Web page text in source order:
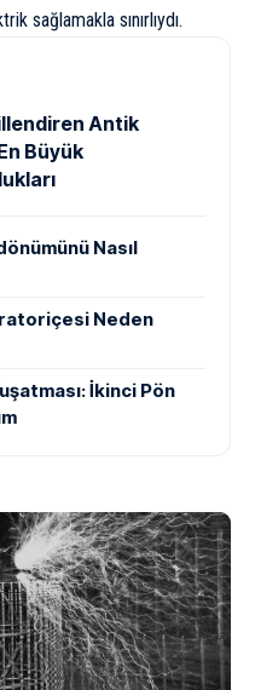
sağlamakla sınırlıydı.
Antik
Büyük
Nasıl
Neden
İkinci Pön